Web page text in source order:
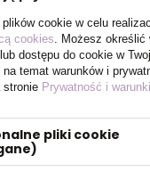
40 x 7,5 x
cookie w celu
cookies . Możesz określić
dostępu do cookie w
temat warunków i
stronie Prywatność i
pliki cookie